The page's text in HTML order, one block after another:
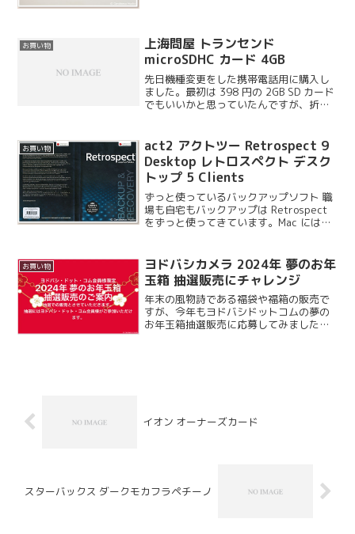
イズになっています。価格...
お買い物
上海問屋 トランセンド
microSDHC カード 4GB
先日機種変更をした携帯電話用に購入し
ました。最初は 398 円の 2GB SD カード
でもいいかと思っていたんですが、折角
お買い物
act2 アクトツー Retrospect 9
Desktop レトロスペクト デスク
トップ 5 Clients
ずっと使っているバックアップソフト 職
場も自宅もバックアップは Retrospect
をずっと使ってきています。Mac には
災では TimeMachine...
お買い物
ヨドバシカメラ 2024年 夢のお年
玉箱 抽選販売にチャレンジ
年末の風物詩である福袋や福箱の販売で
すが、今年もヨドバシドットコムの夢の
お年玉箱抽選販売に応募してみました。
イオン オーナーズカード
スターバックス ダークモカフラペチーノ